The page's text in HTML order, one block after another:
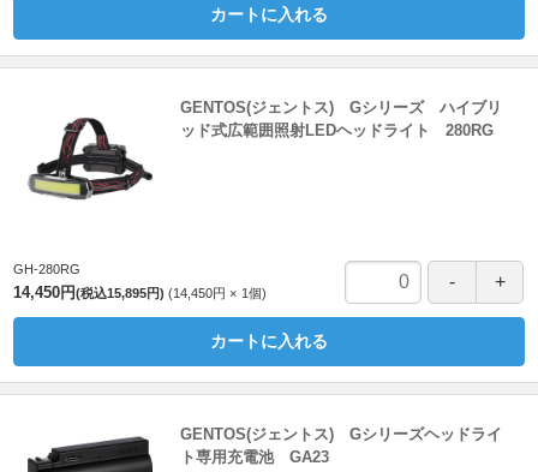
カートに入れる
GENTOS(ジェントス) Gシリーズ ハイブリ
ッド式広範囲照射LEDヘッドライト 280RG
GH-280RG
14,450円(税込15,895円) 14,450円 1個
カートに入れる
GENTOS(ジェントス) Gシリーズヘッドライ
ト専用充電池 GA23